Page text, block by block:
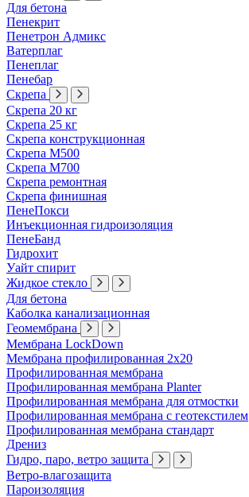
Для бетона
Пенекрит
Пенетрон Адмикс
Ватерплаг
Пенеплаг
Пенебар
Скрепа
Скрепа 20 кг
Скрепа 25 кг
Скрепа конструкционная
Скрепа М500
Скрепа М700
Скрепа ремонтная
Скрепа финишная
ПенеПокси
Инъекционная гидроизоляция
ПенеБанд
Гидрохит
Уайт спирит
Жидкое стекло
Для бетона
Каболка канализационная
Геомембрана
Мембрана LockDown
Мембрана профилированная 2х20
Профилированная мембрана
Профилированная мембрана Planter
Профилированная мембрана для отмостки
Профилированная мембрана с геотекстилем
Профилированная мембрана стандарт
Дрениз
Гидро, паро, ветро защита
Ветро-влагозащита
Пароизоляция